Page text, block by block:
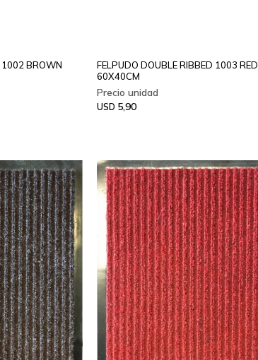
1002 BROWN
FELPUDO DOUBLE RIBBED 1003 RED
60X40CM
USD 5,90